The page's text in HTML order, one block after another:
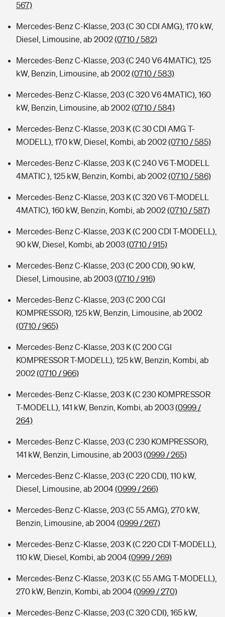
567)
Mercedes-Benz C-Klasse, 203 (C 30 CDI AMG), 170 kW,
Diesel, Limousine, ab 2002(0710 / 582)
Mercedes-Benz C-Klasse, 203 (C 240 V6 4MATIC), 125
kW, Benzin, Limousine, ab 2002(0710 / 583)
Mercedes-Benz C-Klasse, 203 (C 320 V6 4MATIC), 160
kW, Benzin, Limousine, ab 2002(0710 / 584)
Mercedes-Benz C-Klasse, 203 K (C 30 CDI AMG T-
MODELL), 170 kW, Diesel, Kombi, ab 2002(0710 / 585)
Mercedes-Benz C-Klasse, 203 K (C 240 V6 T-MODELL
4MATIC ), 125 kW, Benzin, Kombi, ab 2002(0710 / 586)
Mercedes-Benz C-Klasse, 203 K (C 320 V6 T-MODELL
4MATIC), 160 kW, Benzin, Kombi, ab 2002(0710 / 587)
Mercedes-Benz C-Klasse, 203 K (C 200 CDI T-MODELL),
90 kW, Diesel, Kombi, ab 2003(0710 / 915)
Mercedes-Benz C-Klasse, 203 (C 200 CDI), 90 kW,
Diesel, Limousine, ab 2003(0710 / 916)
Mercedes-Benz C-Klasse, 203 (C 200 CGI
KOMPRESSOR), 125 kW, Benzin, Limousine, ab 2002
(0710 / 965)
Mercedes-Benz C-Klasse, 203 K (C 200 CGI
KOMPRESSOR T-MODELL), 125 kW, Benzin, Kombi, ab
2002(0710 / 966)
Mercedes-Benz C-Klasse, 203 K (C 230 KOMPRESSOR
T-MODELL), 141 kW, Benzin, Kombi, ab 2003(0999 /
264)
Mercedes-Benz C-Klasse, 203 (C 230 KOMPRESSOR),
141 kW, Benzin, Limousine, ab 2003(0999 / 265)
Mercedes-Benz C-Klasse, 203 (C 220 CDI), 110 kW,
Diesel, Limousine, ab 2004(0999 / 266)
Mercedes-Benz C-Klasse, 203 (C 55 AMG), 270 kW,
Benzin, Limousine, ab 2004(0999 / 267)
Mercedes-Benz C-Klasse, 203 K (C 220 CDI T-MODELL),
110 kW, Diesel, Kombi, ab 2004(0999 / 269)
Mercedes-Benz C-Klasse, 203 K (C 55 AMG T-MODELL),
270 kW, Benzin, Kombi, ab 2004(0999 / 270)
Mercedes-Benz C-Klasse, 203 (C 320 CDI), 165 kW,